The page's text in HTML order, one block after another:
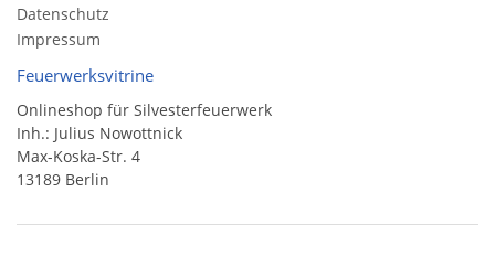
Datenschutz
Impressum
Feuerwerksvitrine
Onlineshop für Silvesterfeuerwerk
Inh.: Julius Nowottnick
Max-Koska-Str. 4
13189 Berlin